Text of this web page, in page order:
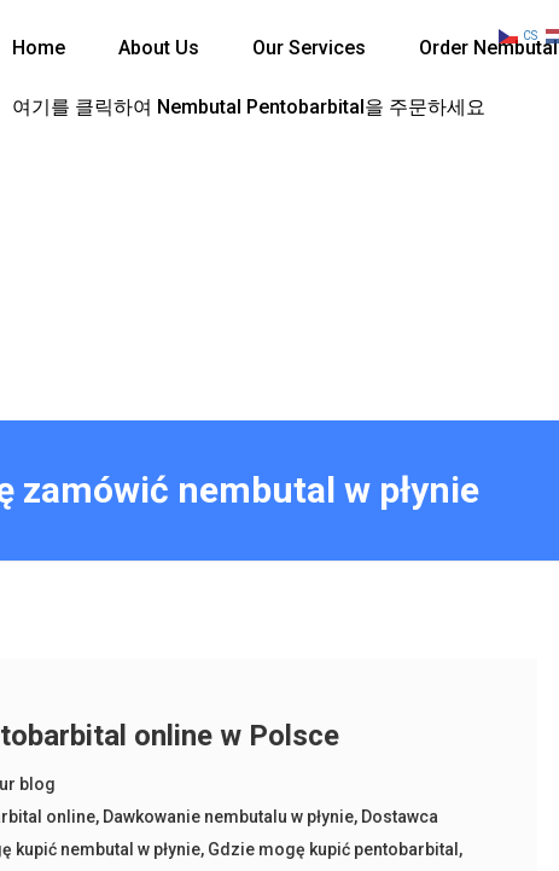
Home About Us Our Services Order Nembutal
여기를 클릭하여 Nembutal Pentobarbital을 주문하세요
zamówić nembutal w płynie
online w Polsce
blog
online, Dawkowanie nembutalu w płynie, Dostawca
kupić nembutal w płynie, Gdzie mogę kupić pentobarbital ,
CS